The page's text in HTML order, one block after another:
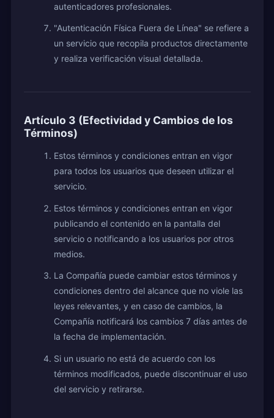
autenticadores profesionales.
"Autenticación Física Fuera de Línea" se refiere a
un servicio que recopila productos directamente
y realiza verificación visual detallada.
Artículo 3 (Efectividad y Cambios de los
Términos)
Estos términos y condiciones entran en vigor
para todos los usuarios que deseen utilizar el
servicio.
Estos términos y condiciones entran en vigor
publicando el contenido en la pantalla del
servicio o notificando a los usuarios por otros
medios.
La Compañía puede cambiar estos términos y
condiciones dentro del alcance que no viole las
leyes relevantes, y en caso de cambios, la
Compañía notificará los cambios 7 días antes de
la fecha de implementación.
Si un usuario no está de acuerdo con los
términos modificados, puede discontinuar el uso
del servicio y retirarse.